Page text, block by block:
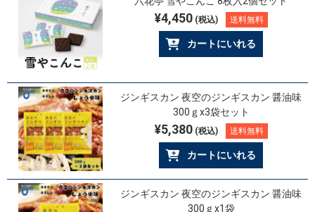
¥4,450(税込) 送料無料
カートにいれる
ジンギスカン 夜空のジンギスカン 醤油味
300ｇx3袋セット
¥5,380(税込) 送料無料
カートにいれる
ジンギスカン 夜空のジンギスカン 醤油味
300ｇx1袋